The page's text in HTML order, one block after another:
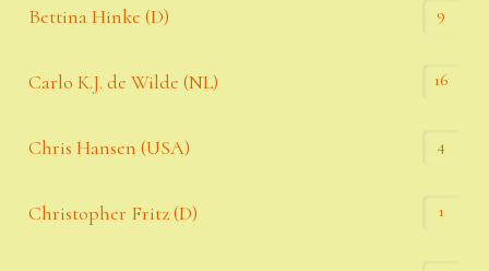
Bettina Hinke (D) 9
Carlo K.J. de Wilde (NL) 16
Chris Hansen (USA) 4
Christopher Fritz (D) 1